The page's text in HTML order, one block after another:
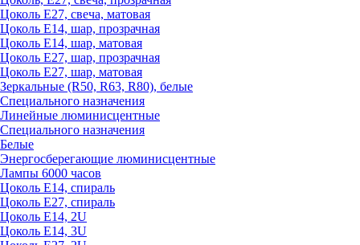
Цоколь Е27, свеча, матовая
Цоколь Е14, шар, прозрачная
Цоколь Е14, шар, матовая
Цоколь Е27, шар, прозрачная
Цоколь Е27, шар, матовая
Зеркальные (R50, R63, R80), белые
Специального назначения
Линейные люминисцентные
Специального назначения
Белые
Энергосберегающие люминисцентные
Лампы 6000 часов
Цоколь Е14, спираль
Цоколь Е27, спираль
Цоколь Е14, 2U
Цоколь Е14, 3U